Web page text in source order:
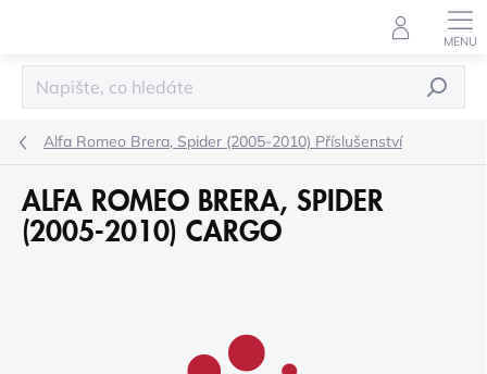
HLEDAT
Alfa Romeo Brera, Spider (2005-2010) Příslušenství
ALFA ROMEO BRERA, SPIDER
(2005-2010) CARGO